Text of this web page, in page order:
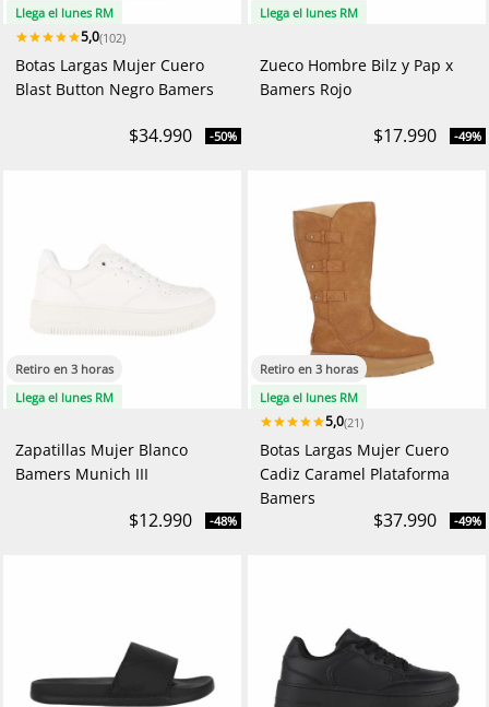
Llega el lunes RM
5,0(102)
Botas Largas Mujer Cuero
Blast Button Negro Bamers
$34.990 -50%
Llega el lunes RM
Zueco Hombre Bilz y Pap x
Bamers Rojo
$17.990 -49%
Retiro en 3 horas
Llega el lunes RM
Zapatillas Mujer Blanco
Bamers Munich III
$12.990 -48%
Retiro en 3 horas
Llega el lunes RM
5,0(21)
Botas Largas Mujer Cuero
Cadiz Caramel Plataforma
Bamers
$37.990 -49%